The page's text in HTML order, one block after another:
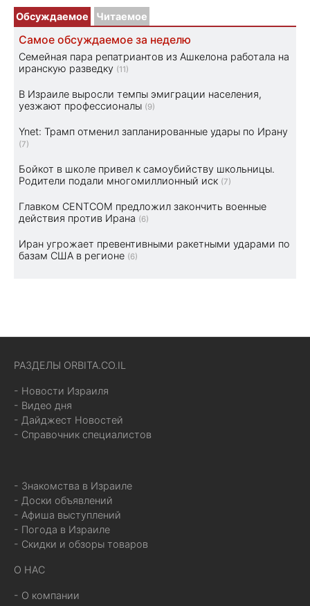
Обсуждаемое Читаемое
Самое обсуждаемое за неделю
Семейная пара репатриантов из Ашкелона работала на
иранскую разведку (11)
В Израиле выросли темпы эмиграции населения,
уезжают профессионалы (9)
Ynet: Трамп отменил запланированные удары по Ирану
(7)
Бойкот в школе привел к самоубийству школьницы.
Родители подали многомиллионный иск (7)
Главком CENTCOM предложил закончить военные
действия против Ирана (6)
Иран угрожает превентивными ракетными ударами по
базам США в регионе (6)
РАЗДЕЛЫ ORBITA.CO.IL
- Новости Израиля
- Видео дня
- Дайджест Новостей
- Справочник специалистов
- Знакомства в Израиле
- Доски объявлений
- Афиша выступлений
- Погода в Израиле
- Скидки и обзоры товаров
О НАС
- О компании